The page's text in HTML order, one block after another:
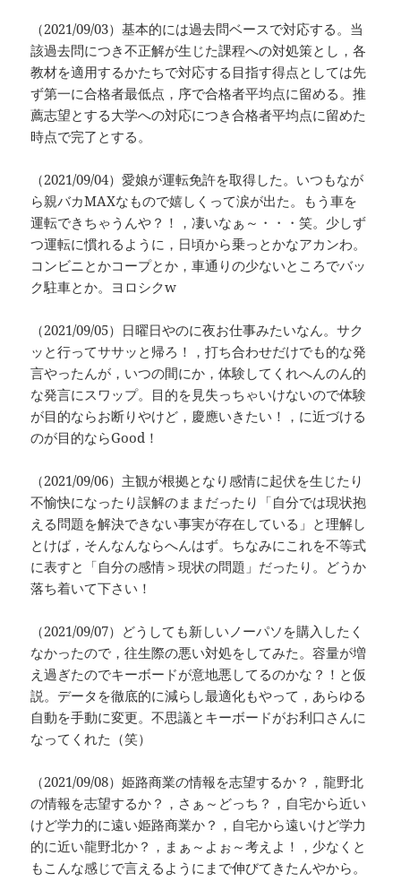
（2021/09/03）基本的には過去問ベースで対応する。当
該過去問につき不正解が生じた課程への対処策とし，各
教材を適用するかたちで対応する目指す得点としては先
ず第一に合格者最低点，序で合格者平均点に留める。推
薦志望とする大学への対応につき合格者平均点に留めた
時点で完了とする。
（2021/09/04）愛娘が運転免許を取得した。いつもなが
ら親バカMAXなもので嬉しくって涙が出た。もう車を
運転できちゃうんや？！，凄いなぁ～・・・笑。少しず
つ運転に慣れるように，日頃から乗っとかなアカンわ。
コンビニとかコープとか，車通りの少ないところでバッ
ク駐車とか。ヨロシクw
（2021/09/05）日曜日やのに夜お仕事みたいなん。サク
ッと行ってササッと帰ろ！，打ち合わせだけでも的な発
言やったんが，いつの間にか，体験してくれへんのん的
な発言にスワップ。目的を見失っちゃいけないので体験
が目的ならお断りやけど，慶應いきたい！，に近づける
のが目的ならGood！
（2021/09/06）主観が根拠となり感情に起伏を生じたり
不愉快になったり誤解のままだったり「自分では現状抱
える問題を解決できない事実が存在している」と理解し
とけば，そんなんならへんはず。ちなみにこれを不等式
に表すと「自分の感情＞現状の問題」だったり。どうか
落ち着いて下さい！
（2021/09/07）どうしても新しいノーパソを購入したく
なかったので，往生際の悪い対処をしてみた。容量が増
え過ぎたのでキーボードが意地悪してるのかな？！と仮
説。データを徹底的に減らし最適化もやって，あらゆる
自動を手動に変更。不思議とキーボードがお利口さんに
なってくれた（笑）
（2021/09/08）姫路商業の情報を志望するか？，龍野北
の情報を志望するか？，さぁ～どっち？，自宅から近い
けど学力的に遠い姫路商業か？，自宅から遠いけど学力
的に近い龍野北か？，まぁ～よぉ～考えよ！，少なくと
もこんな感じで言えるようにまで伸びてきたんやから。